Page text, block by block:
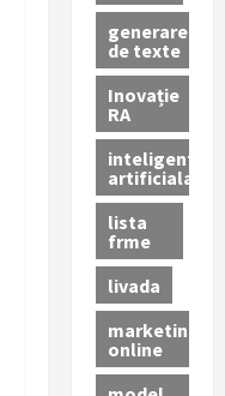
generare
de texte
Inovație
RA
inteligenta
artificiala
lista
frme
livada
marketing
online